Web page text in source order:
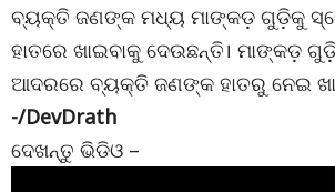
ବ୍ୟକ୍ତି ଜଣଙ୍କ ମଧ୍ୟ ମାଙ୍କଡ଼ ଗୁଡ଼ିକୁ
ହାତରେ ଖାଇବାକୁ ଦେଉଛନ୍ତି। ମାଙ୍କଡ଼
ଆଦରରେ ବ୍ୟକ୍ତି ଜଣଙ୍କ ହାତରୁ ନେଇ
-/DevDrath
ଦେଖନ୍ତୁ ଭିଡିଓ –